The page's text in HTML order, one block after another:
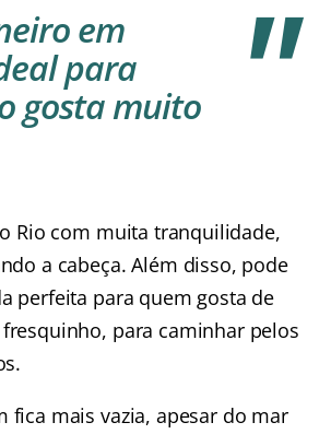
em
para
gosta muito
Rio com muita tranquilidade,
a cabeça. Além disso, pode
perfeita para quem gosta de
para caminhar pelos
fica mais vazia, apesar do mar